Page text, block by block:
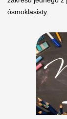
ósmoklasisty.